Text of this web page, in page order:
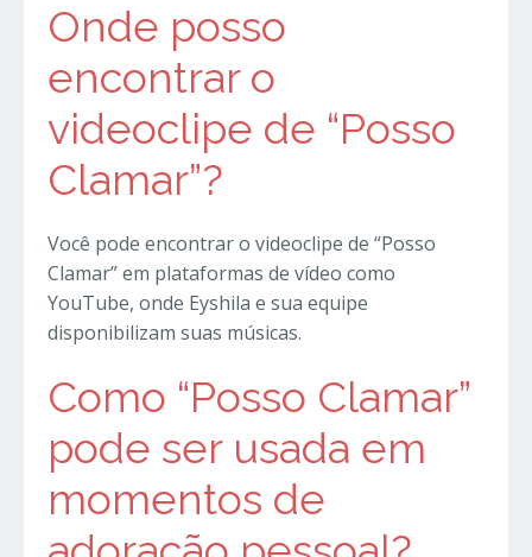
Onde posso
encontrar o
videoclipe de “Posso
Clamar”?
Você pode encontrar o videoclipe de “Posso
Clamar” em plataformas de vídeo como
YouTube, onde Eyshila e sua equipe
disponibilizam suas músicas.
Como “Posso Clamar”
pode ser usada em
momentos de